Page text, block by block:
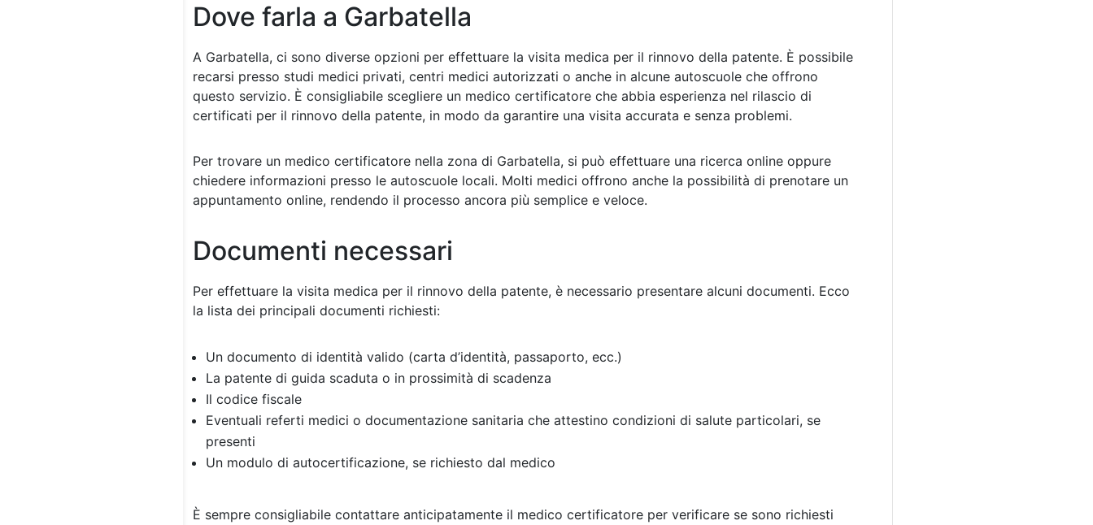
Dove farla a Garbatella
A Garbatella, ci sono diverse opzioni per effettuare la visita medica per il rinnovo della patente. È possibile
recarsi presso studi medici privati, centri medici autorizzati o anche in alcune autoscuole che offrono
questo servizio. È consigliabile scegliere un medico certificatore che abbia esperienza nel rilascio di
certificati per il rinnovo della patente, in modo da garantire una visita accurata e senza problemi.
Per trovare un medico certificatore nella zona di Garbatella, si può effettuare una ricerca online oppure
chiedere informazioni presso le autoscuole locali. Molti medici offrono anche la possibilità di prenotare un
appuntamento online, rendendo il processo ancora più semplice e veloce.
Documenti necessari
Per effettuare la visita medica per il rinnovo della patente, è necessario presentare alcuni documenti. Ecco
la lista dei principali documenti richiesti:
Un documento di identità valido (carta d’identità, passaporto, ecc.)
La patente di guida scaduta o in prossimità di scadenza
Il codice fiscale
Eventuali referti medici o documentazione sanitaria che attestino condizioni di salute particolari, se
presenti
Un modulo di autocertificazione, se richiesto dal medico
È sempre consigliabile contattare anticipatamente il medico certificatore per verificare se sono richiesti